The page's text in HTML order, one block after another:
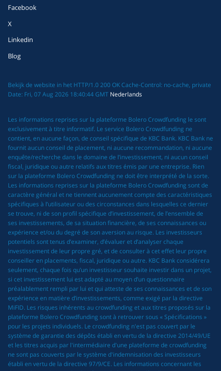
Facebook
X
Linkedin
Blog
Bekijk de website in het HTTP/1.0 200 OK Cache-Control: no-cache, private
Date: Fri, 07 Aug 2026 18:40:44 GMT Nederlands
Les informations reprises sur la plateforme Bolero Crowdfunding le sont
exclusivement à titre informatif. Le service Bolero Crowdfunding ne
contient, en aucune façon, de conseil spécifique de KBC Bank. KBC Bank ne
fournit aucun conseil de placement, ni aucune recommandation, ni aucune
enquête/recherche dans le domaine de l’investissement, ni aucun conseil
fiscal, juridique ou autre relatifs aux titres émis par une entreprise. Rien
sur la plateforme Bolero Crowdfunding ne doit être interprété de la sorte.
Les informations reprises sur la plateforme Bolero Crowdfunding sont de
caractère général et ne tiennent aucunement compte des caractéristiques
spécifiques à l’utilisateur ou des circonstances dans lesquelles ce dernier
se trouve, ni de son profil spécifique d’investissement, de l’ensemble de
ses investissements, de sa situation financière, de ses connaissances ou
expérience et/ou du degré de son aversion au risque. Les investisseurs
potentiels sont tenus d’examiner, d’évaluer et d’analyser chaque
investissement de leur propre gré, et de consulter à cet effet leur propre
conseiller en placements, fiscal, juridique ou autre. KBC Bank considérera
seulement, chaque fois qu’un investisseur souhaite investir dans un projet,
si cet investissement lui est adapté au moyen d’un questionnaire
préalablement rempli par lui et qui atteste de ses connaissances et de son
expérience en matière d’investissements, comme exigé par la directive
MiFID. Les risques inhérents au crowdfunding et aux titres proposés sur la
plateforme Bolero Crowdfunding sont à retrouver sous « Spécifications »
pour les projets individuels. Le crowdfunding n'est pas couvert par le
système de garantie des dépôts établi en vertu de la directive 2014/49/UE
et les titres acquis par l'intermédiaire d'une plateforme de crowdfunding
ne sont pas couverts par le système d'indemnisation des investisseurs
établi en vertu de la directive 97/9/CE. Les informations concernant les